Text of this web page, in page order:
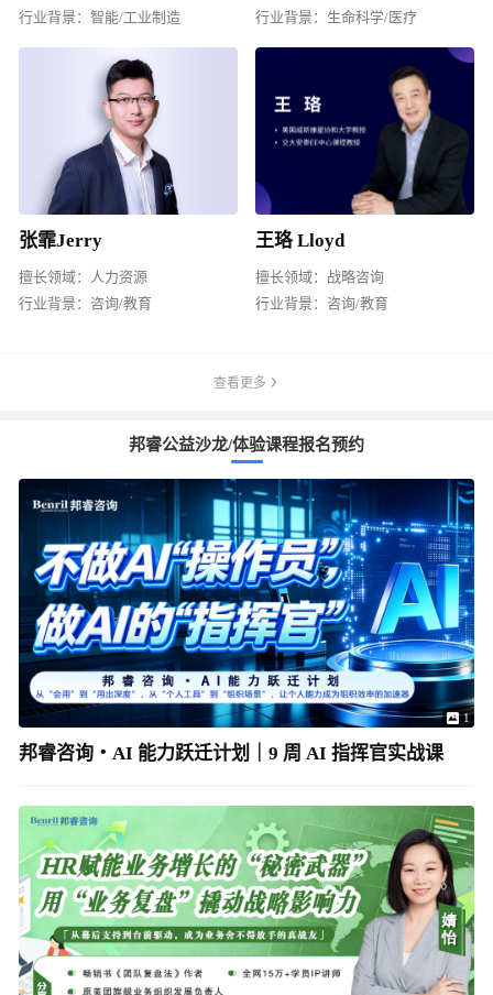
行业背景： 智能/工业制造
行业背景： 生命科学/医疗
张霏Jerry
擅长领域： 人力资源
行业背景： 咨询/教育
王珞 Lloyd
擅长领域： 战略咨询
行业背景： 咨询/教育
查看更多
邦睿公益沙龙/体验课程报名预约
1
邦睿咨询・AI 能力跃迁计划｜9 周 AI 指挥官实战课